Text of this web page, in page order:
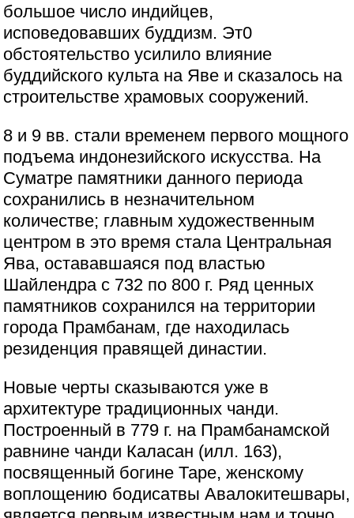
большое число индийцев,
исповедовавших буддизм. Эт0
обстоятельство усилило влияние
буддийского культа на Яве и сказалось на
строительстве храмовых сооружений.
8 и 9 вв. стали временем первого мощного
подъема индонезийского искусства. На
Суматре памятники данного периода
сохранились в незначительном
количестве; главным художественным
центром в это время стала Центральная
Ява, остававшаяся под властью
Шайлендра с 732 по 800 г. Ряд ценных
памятников сохранился на территории
города Прамбанам, где находилась
резиденция правящей династии.
Новые черты сказываются уже в
архитектуре традиционных чанди.
Построенный в 779 г. на Прамбанамской
равнине чанди Каласан (илл. 163),
посвященный богине Таре, женскому
воплощению бодисатвы Авалокитешвары,